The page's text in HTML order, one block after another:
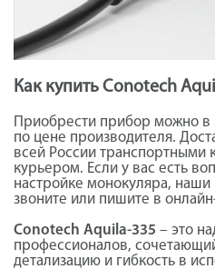
Как купить Conotech
Приобрести прибор можно в
по цене производителя.
всей России транспортными
курьером. Если у вас есть
настройке монокуляра, наши
звоните или пишите в
Conotech Aquila-335 – это
профессионалов,
детализацию и гибкость в